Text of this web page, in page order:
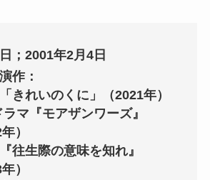
；2001年2月4日
作：
きれいのくに」（2021年）
マ『モアザンワーズ』
）
往生際の意味を知れ』
）